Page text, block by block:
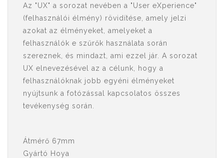
Az "UX" a sorozat nevében a "User eXperience"
(felhasználói élmény) rövidítése, amely jelzi
azokat az élményeket, amelyeket a
felhasználók e szűrők használata során
szereznek, és mindazt, ami ezzel jár. A sorozat
UX elnevezésével az a célunk, hogy a
felhasználóknak jobb egyéni élményeket
nyújtsunk a fotózással kapcsolatos összes
tevékenység során.
Átmérő 67mm
Gyártó Hoya